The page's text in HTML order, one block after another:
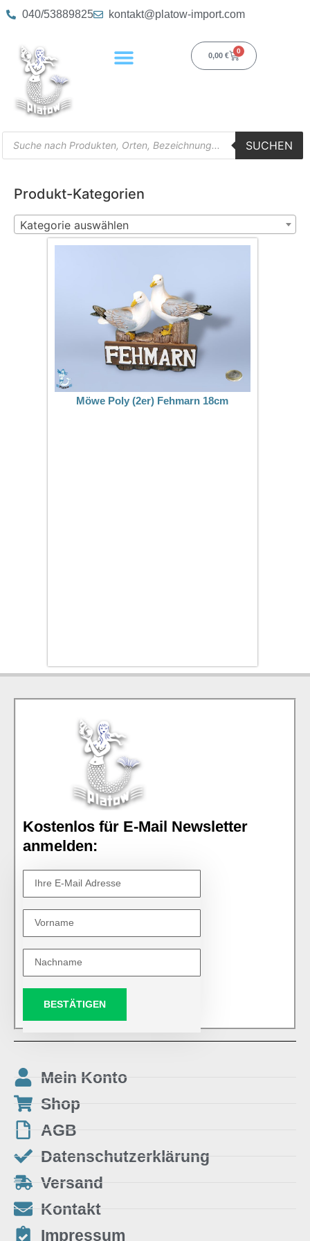
040/53889825 kontakt@platow-import.com
0,00 €
0
SUCHEN
Produkt-Kategorien
Kategorie auswählen
Möwe Poly (2er) Fehmarn 18cm
Kostenlos für E-Mail Newsletter
anmelden:
BESTÄTIGEN
Mein Konto
Shop
AGB
Datenschutzerklärung
Versand
Kontakt
Impressum